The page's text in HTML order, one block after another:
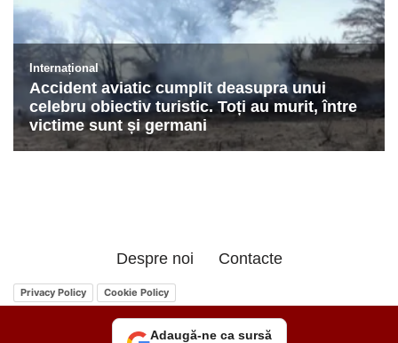
Despre noi Contacte
Privacy Policy Cookie Policy
Adaugă-ne ca sursă